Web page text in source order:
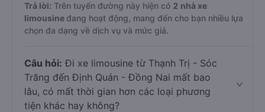
Trả lời: Trên tuyến đường này hiện có 2 nhà xe
limousine đang hoạt động, mang đến cho bạn nhiều lựa
chọn đa dạng về dịch vụ và mức giá.
Câu hỏi: Đi xe limousine từ Thạnh Trị - Sóc
Trăng đến Định Quán - Đồng Nai mất bao
lâu, có mất thời gian hơn các loại phương
tiện khác hay không?